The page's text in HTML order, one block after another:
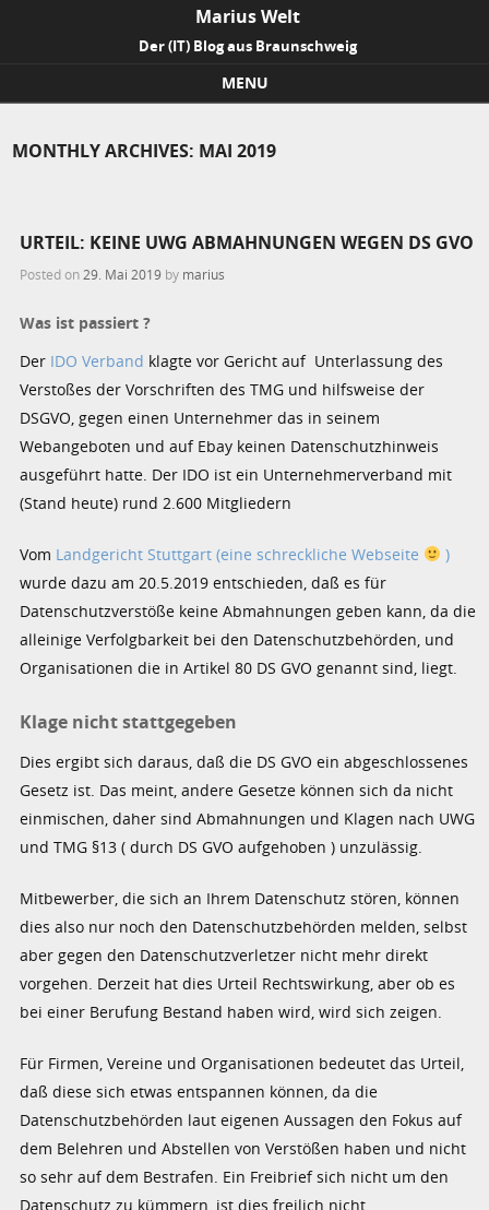
Marius Welt
Der (IT) Blog aus Braunschweig
MENU
MONTHLY ARCHIVES: MAI 2019
URTEIL: KEINE UWG ABMAHNUNGEN WEGEN DS GVO
Posted on 29. Mai 2019 by marius
Was ist passiert ?
Der IDO Verband klagte vor Gericht auf Unterlassung des
Verstoßes der Vorschriften desTMG und hilfsweise der
DSGVO , gegen einen Unternehmer das in seinem
Webangeboten und auf Ebay keinen Datenschutzhinweis
ausgeführt hatte. Der IDO ist ein Unternehmerverband mit
(Stand heute) rund 2.600 Mitgliedern
Vom Landgericht Stuttgart (eine schreckliche Webseite
)
wurde dazu am 20.5.2019 entschieden, daß es für
Datenschutzverstöße keine Abmahnungen geben kann, da die
alleinige Verfolgbarkeit bei den Datenschutzbehörden, und
Organisationen die in Artikel 80 DS GVO genannt sind, liegt.
Klage nicht stattgegeben
Dies ergibt sich daraus, daß die DS GVO ein abgeschlossenes
Gesetz ist. Das meint, andere Gesetze können sich da nicht
einmischen, daher sind Abmahnungen und Klagen nach UWG
und TMG §13 ( durch DS GVO aufgehoben ) unzulässig.
Mitbewerber, die sich an Ihrem Datenschutz stören, können
dies also nur noch den Datenschutzbehörden melden, selbst
aber gegen den Datenschutzverletzer nicht mehr direkt
vorgehen. Derzeit hat dies Urteil Rechtswirkung, aber ob es
bei einer Berufung Bestand haben wird, wird sich zeigen.
Für Firmen, Vereine und Organisationen bedeutet das Urteil,
daß diese sich etwas entspannen können, da die
Datenschutzbehörden laut eigenen Aussagen den Fokus auf
dem Belehren und Abstellen von Verstößen haben und nicht
so sehr auf dem Bestrafen. Ein Freibrief sich nicht um den
Datenschutz zu kümmern, ist dies freilich nicht.